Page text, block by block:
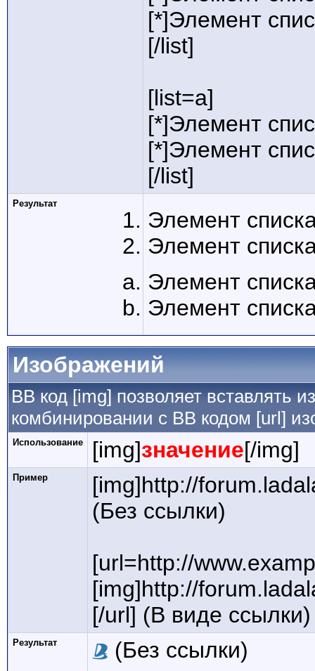
[*]Элемент
[/list]
[list=a]
[*]Элемент
[*]Элемент
[/list]
Результат
Элемент
Элемент
Элемент
Элемент
Изображений
BB код [img] позволяет вставлять
комбинировании с BB кодом [url]
Использование [img]значение[/img]
Пример
[img]http://
(Без ссылки)
[url=http://
[img]http://
[/url] (В виде ссылки)
Результат (Без ссылки)